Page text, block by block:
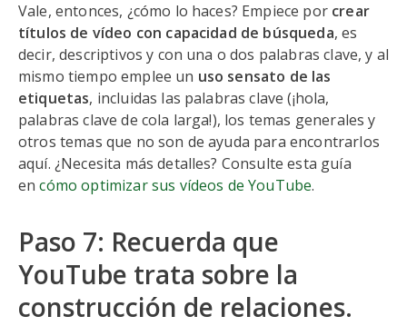
Vale, entonces, ¿cómo lo haces? Empiece por crear
títulos de vídeo con capacidad de búsqueda, es
decir, descriptivos y con una o dos palabras clave, y al
mismo tiempo emplee un uso sensato de las
etiquetas, incluidas las palabras clave (¡hola,
palabras clave de cola larga!), los temas generales y
otros temas que no son de ayuda para encontrarlos
aquí. ¿Necesita más detalles? Consulte esta guía
encómo optimizar sus vídeos de YouTube.
Paso 7: Recuerda que
YouTube trata sobre la
construcción de relaciones.